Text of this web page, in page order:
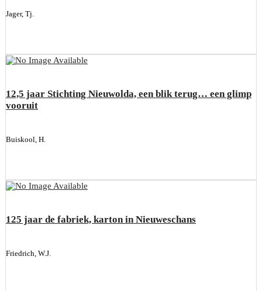
Jager, Tj.
12,5 jaar Stichting Nieuwolda, een blik terug… een glimp
vooruit
Buiskool, H.
125 jaar de fabriek, karton in Nieuweschans
Friedrich, W.J.